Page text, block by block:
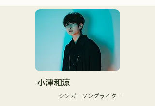
サラブレッド。
軽音楽部で出会い結成。
└2023年12月1日に3rd
EP『夢戦夜』をリリース。
└EPを携え、卒論と並行し
ながら全国ツアー「せいの
└ツアーファイナルは2月
SHOにより生み出される楽
曲は、キャッチーでどこか
馴染みのあるロックサウン
ドが特徴であり、独特な
AREINTサウンドを作り出
している。
「KBCラジオ ホークス中継
小津和涼
シンガーソングライター